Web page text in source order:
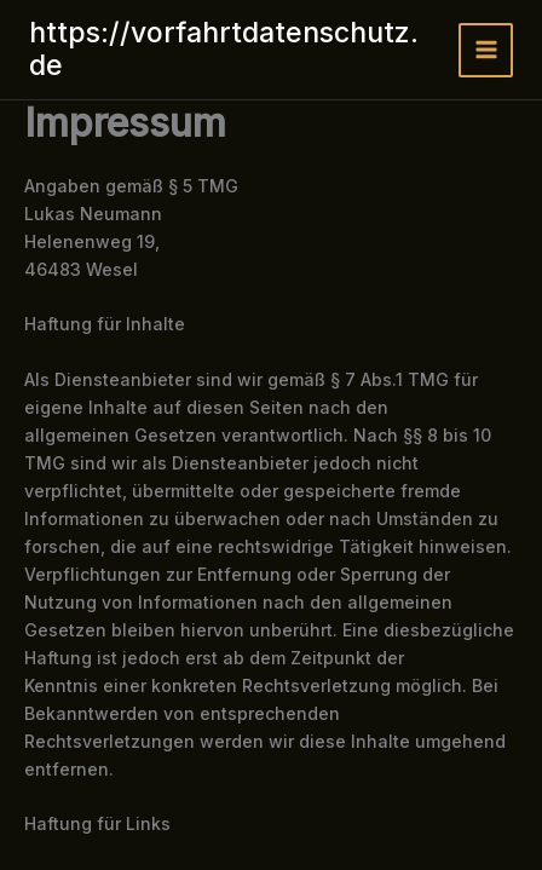
Inhalt
springen
https://vorfahrtdatenschutz.
de
Main
Impressum
Angaben gemäß § 5 TMG
Lukas Neumann
Helenenweg 19,
46483 Wesel
Haftung für Inhalte
Als Diensteanbieter sind wir gemäß § 7 Abs.1 TMG für
eigene Inhalte auf diesen Seiten nach den
allgemeinen Gesetzen verantwortlich. Nach §§ 8 bis 10
TMG sind wir als Diensteanbieter jedoch nicht
verpflichtet, übermittelte oder gespeicherte fremde
Informationen zu überwachen oder nach Umständen zu
forschen, die auf eine rechtswidrige Tätigkeit hinweisen.
Verpflichtungen zur Entfernung oder Sperrung der
Nutzung von Informationen nach den allgemeinen
Gesetzen bleiben hiervon unberührt. Eine diesbezügliche
Haftung ist jedoch erst ab dem Zeitpunkt der
Kenntnis einer konkreten Rechtsverletzung möglich. Bei
Bekanntwerden von entsprechenden
Rechtsverletzungen werden wir diese Inhalte umgehend
entfernen.
Haftung für Links